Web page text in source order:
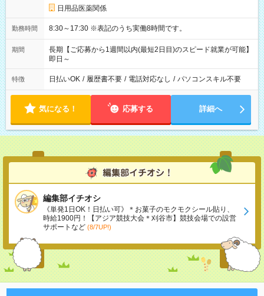
日用品医薬関係
勤務時間 8:30～17:30 ※表記のうち実働8時間です。
期間
長期【ご応募から1週間以内(最短2日目)のスピード就業が可能】
即日～
特徴 日払いOK / 履歴書不要 / 電話対応なし / パソコンスキル不要
気になる！ 応募する 詳細へ
編集部イチオシ
《単発1日OK！日払い可》＊お菓子のモクモクシール貼り、
時給1900円！【アジア競技大会＊刈谷市】競技会場での設営
サポートなど (8/7UP!)